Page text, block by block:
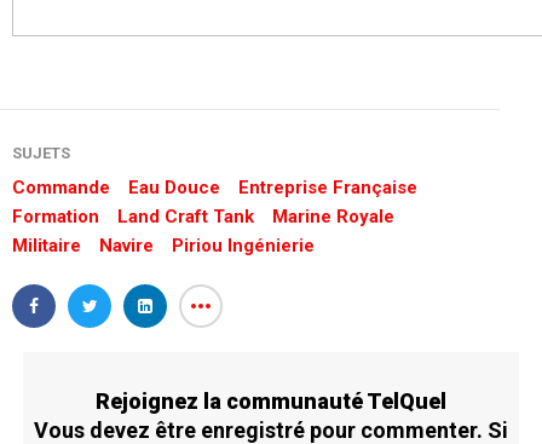
SUJETS
Commande Eau Douce
Entreprise Française
Formation
Land Craft Tank
Marine Royale
Militaire
Navire Piriou Ingénierie
Rejoignez la communauté TelQuel
Vous devez être enregistré pour commenter. Si